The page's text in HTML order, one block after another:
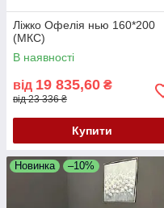
Ліжко Офелія нью 160*200
(МКС)
В наявності
від 19 835,60 ₴
від 23 336 ₴
Купити
Новинка –10%